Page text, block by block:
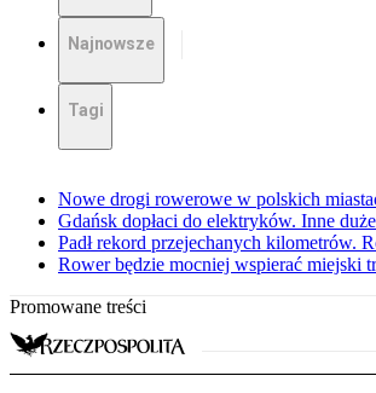
Najnowsze
Tagi
Nowe drogi rowerowe w polskich
Gdańsk dopłaci do elektryków. Inne
Padł rekord przejechanych kilometrów.
Rower będzie mocniej wspierać miejski
Promowane treści